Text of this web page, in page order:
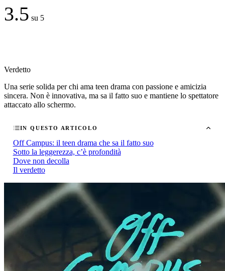
3.5 su 5
Verdetto
Una serie solida per chi ama teen drama con passione e amicizia
sincera. Non è innovativa, ma sa il fatto suo e mantiene lo spettatore
attaccato allo schermo.
IN QUESTO ARTICOLO
Off Campus: il teen drama che sa il fatto suo
Sotto la leggerezza, c’è profondità
Dove non decolla
Il verdetto